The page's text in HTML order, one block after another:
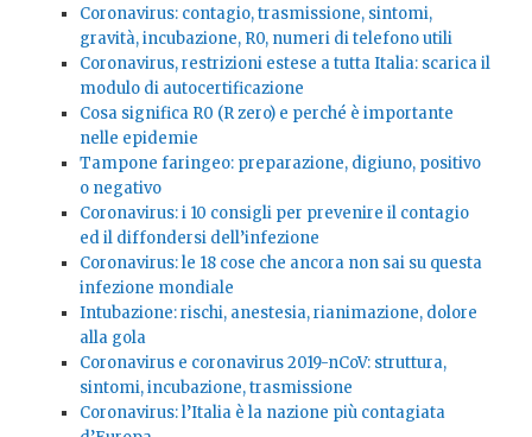
Coronavirus: contagio, trasmissione, sintomi,
gravità, incubazione, R0, numeri di telefono utili
Coronavirus, restrizioni estese a tutta Italia: scarica il
modulo di autocertificazione
Cosa significa R0 (R zero) e perché è importante
nelle epidemie
Tampone faringeo: preparazione, digiuno, positivo
o negativo
Coronavirus: i 10 consigli per prevenire il contagio
ed il diffondersi dell’infezione
Coronavirus: le 18 cose che ancora non sai su questa
infezione mondiale
Intubazione: rischi, anestesia, rianimazione, dolore
alla gola
Coronavirus e coronavirus 2019-nCoV: struttura,
sintomi, incubazione, trasmissione
Coronavirus: l’Italia è la nazione più contagiata